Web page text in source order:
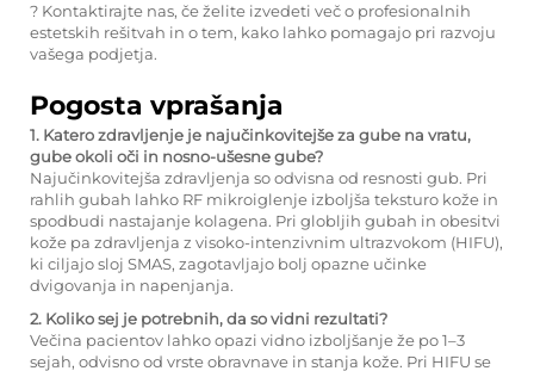
? Kontaktirajte nas, če želite izvedeti več o profesionalnih
estetskih rešitvah in o tem, kako lahko pomagajo pri razvoju
vašega podjetja.
Pogosta vprašanja
1. Katero zdravljenje je najučinkovitejše za gube na vratu,
gube okoli oči in nosno-ušesne gube?
Najučinkovitejša zdravljenja so odvisna od resnosti gub. Pri
rahlih gubah lahko RF mikroiglenje izboljša teksturo kože in
spodbudi nastajanje kolagena. Pri globljih gubah in obesitvi
kože pa zdravljenja z visoko-intenzivnim ultrazvokom (HIFU),
ki ciljajo sloj SMAS, zagotavljajo bolj opazne učinke
dvigovanja in napenjanja.
2. Koliko sej je potrebnih, da so vidni rezultati?
Večina pacientov lahko opazi vidno izboljšanje že po 1–3
sejah, odvisno od vrste obravnave in stanja kože. Pri HIFU se